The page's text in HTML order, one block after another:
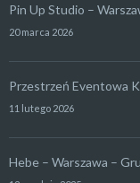
Pin Up Studio –
20 marca 2026
Przestrzeń Eventowa
11 lutego 2026
Hebe – Warszawa –